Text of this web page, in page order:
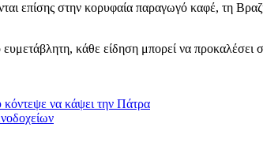
επίσης στην κορυφαία παραγωγό καφέ, τη
κάθε είδηση μπορεί να προκαλέσει
να κάψει την Πάτρα